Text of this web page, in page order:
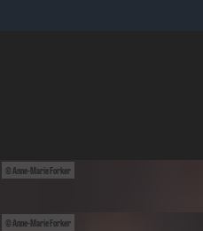
Anne-Marie Forker
Anne-Marie Forker